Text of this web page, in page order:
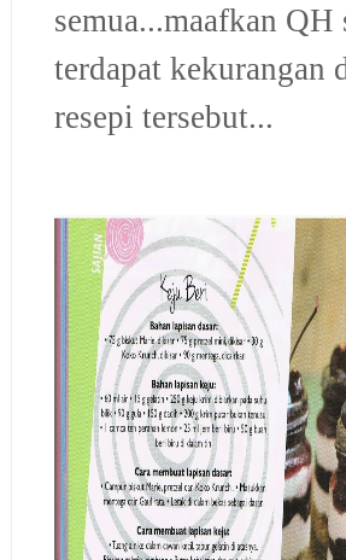
semua...maafkan QH
terdapat kekurangan
resepi tersebut...